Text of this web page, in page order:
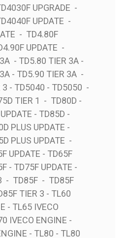
UPGRADE -
UPDATE -
- TD4.80F
UPDATE -
- TD5.80 TIER 3A -
- TD5.90 TIER 3A -
3 - TD5040 - TD5050 -
TIER 1 - TD80D -
- TD85D -
PLUS UPDATE -
PLUS UPDATE -
UPDATE - TD65F
- TD75F UPDATE -
- TD85F - TD85F
TIER 3 - TL60
- TL65 IVECO
IVECO ENGINE -
- TL80 - TL80